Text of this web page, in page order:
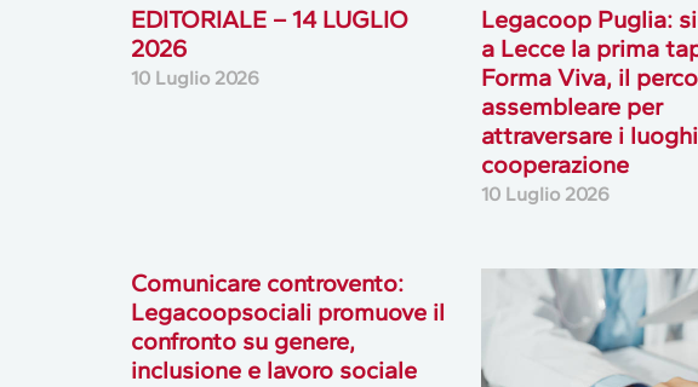
EDITORIALE – 14 LUGLIO
2026
10 Luglio 2026
Legacoop Puglia:
a Lecce la prima
Forma Viva, il
assembleare per
attraversare i
cooperazione
10 Luglio 2026
Comunicare controvento:
Legacoopsociali promuove il
confronto su genere,
inclusione e lavoro sociale